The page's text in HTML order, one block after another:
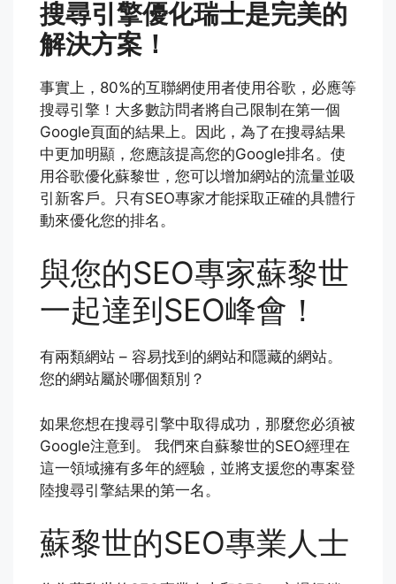
搜尋引擎優化瑞士是完美的
解決方案！
事實上，80%的互聯網使用者使用谷歌，必應等
搜尋引擎！大多數訪問者將自己限制在第一個
Google頁面的結果上。因此，為了在搜尋結果
中更加明顯，您應該提高您的Google排名。使
用谷歌優化蘇黎世，您可以增加網站的流量並吸
引新客戶。只有SEO專家才能採取正確的具體行
動來優化您的排名。
與您的SEO專家蘇黎世
一起達到SEO峰會！
有兩類網站 – 容易找到的網站和隱藏的網站。
您的網站屬於哪個類別？
如果您想在搜尋引擎中取得成功，那麼您必須被
Google注意到。 我們來自蘇黎世的SEO經理在
這一領域擁有多年的經驗，並將支援您的專案登
陸搜尋引擎結果的第一名。
蘇黎世的SEO專業人士